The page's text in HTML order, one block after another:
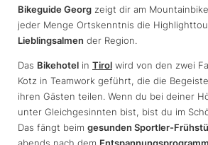
Bikeguide Georg zeigt dir am
jeder Menge Ortskenntnis die
Lieblingsalmen der Region.
Das Bikehotel in Tirol wird von den zwei
Kotz in Teamwork geführt, die die
ihren Gästen teilen. Wenn du bei deiner
unter Gleichgesinnten bist, bist du im
Das fängt beim gesunden Sportler-